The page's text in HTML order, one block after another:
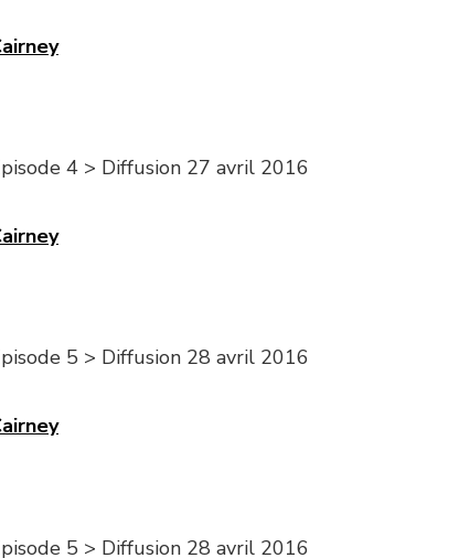
4 > Diffusion 27 avril 2016
5 > Diffusion 28 avril 2016
5 > Diffusion 28 avril 2016